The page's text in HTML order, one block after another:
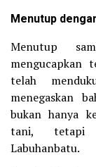
Menutup
Menutup
mengucapkan
telah
menegaskan
bukan hanya
tani, tetapi
Labuhanbatu.